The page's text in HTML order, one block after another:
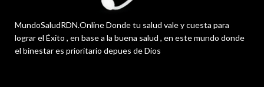
MundoSaludRDN.Online Donde tu salud vale y cuesta para
lograr el Éxito , en base a la buena salud , en este mundo donde
el binestar es prioritario depues de Dios